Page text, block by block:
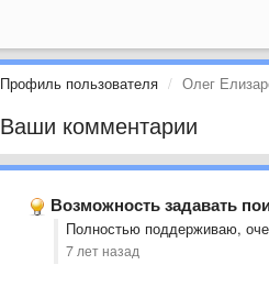
Профиль пользователя Олег
Ваши комментарии
Возможность задавать
Полностью поддерживаю,
7 лет назад